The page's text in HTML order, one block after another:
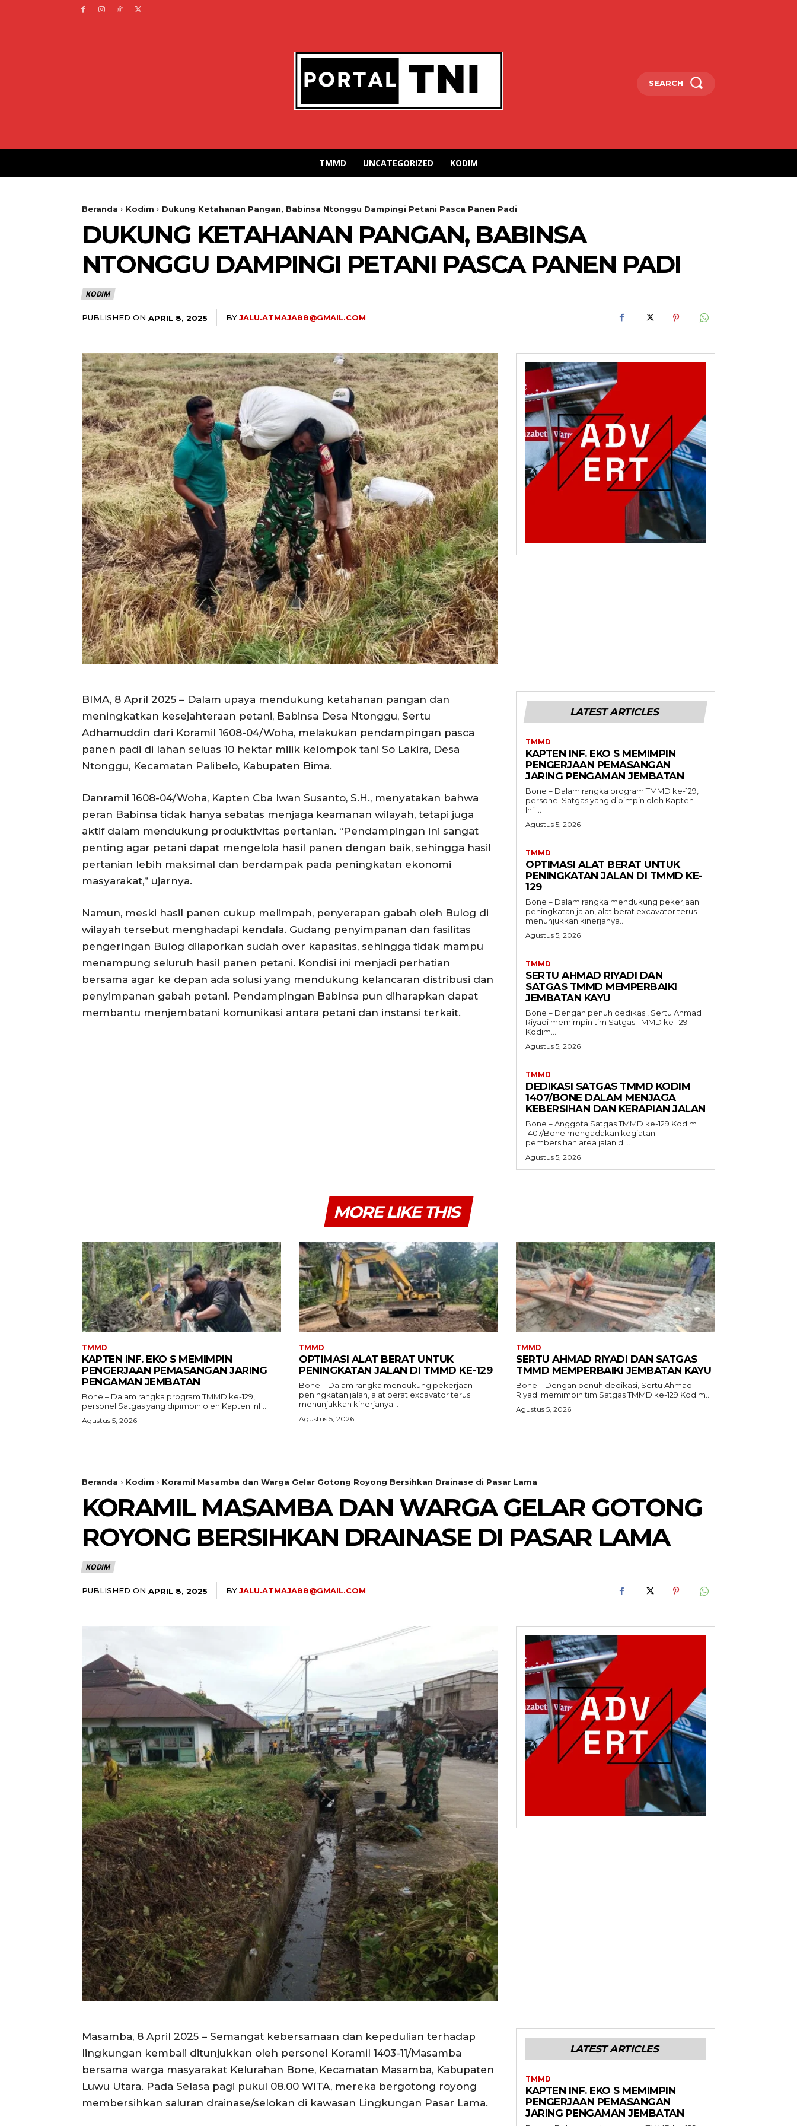
SEARCH
TMMD UNCATEGORIZED KODIM
Beranda Kodim Dukung Ketahanan Pangan, Babinsa Ntonggu Dampingi Petani Pasca Panen Padi
DUKUNG KETAHANAN PANGAN, BABINSA
NTONGGU DAMPINGI PETANI PASCA PANEN PADI
KODIM
PUBLISHED ON APRIL 8, 2025 BYJALU.ATMAJA88@GMAIL.COM
BIMA, 8 April 2025 – Dalam upaya mendukung ketahanan pangan dan
meningkatkan kesejahteraan petani, Babinsa Desa Ntonggu, Sertu
Adhamuddin dari Koramil 1608-04/Woha, melakukan pendampingan pasca
panen padi di lahan seluas 10 hektar milik kelompok tani So Lakira, Desa
Ntonggu, Kecamatan Palibelo, Kabupaten Bima.
Danramil 1608-04/Woha, Kapten Cba Iwan Susanto, S.H., menyatakan bahwa
peran Babinsa tidak hanya sebatas menjaga keamanan wilayah, tetapi juga
aktif dalam mendukung produktivitas pertanian. “Pendampingan ini sangat
penting agar petani dapat mengelola hasil panen dengan baik, sehingga hasil
pertanian lebih maksimal dan berdampak pada peningkatan ekonomi
masyarakat,” ujarnya.
Namun, meski hasil panen cukup melimpah, penyerapan gabah oleh Bulog di
wilayah tersebut menghadapi kendala. Gudang penyimpanan dan fasilitas
pengeringan Bulog dilaporkan sudah over kapasitas, sehingga tidak mampu
menampung seluruh hasil panen petani. Kondisi ini menjadi perhatian
bersama agar ke depan ada solusi yang mendukung kelancaran distribusi dan
penyimpanan gabah petani. Pendampingan Babinsa pun diharapkan dapat
membantu menjembatani komunikasi antara petani dan instansi terkait.
LATEST ARTICLES
TMMD
KAPTEN INF. EKO S MEMIMPIN
PENGERJAAN PEMASANGAN
JARING PENGAMAN JEMBATAN
Bone – Dalam rangka program TMMD ke-129,
personel Satgas yang dipimpin oleh Kapten
Inf....
Agustus 5, 2026
TMMD
OPTIMASI ALAT BERAT UNTUK
PENINGKATAN JALAN DI TMMD KE-
129
Bone – Dalam rangka mendukung pekerjaan
peningkatan jalan, alat berat excavator terus
menunjukkan kinerjanya...
Agustus 5, 2026
TMMD
SERTU AHMAD RIYADI DAN
SATGAS TMMD MEMPERBAIKI
JEMBATAN KAYU
Bone – Dengan penuh dedikasi, Sertu Ahmad
Riyadi memimpin tim Satgas TMMD ke-129
Kodim...
Agustus 5, 2026
TMMD
DEDIKASI SATGAS TMMD KODIM
1407/BONE DALAM MENJAGA
KEBERSIHAN DAN KERAPIAN JALAN
Bone – Anggota Satgas TMMD ke-129 Kodim
1407/Bone mengadakan kegiatan
pembersihan area jalan di...
Agustus 5, 2026
MORE LIKE THIS
TMMD
KAPTEN INF. EKO S MEMIMPIN
PENGERJAAN PEMASANGAN JARING
PENGAMAN JEMBATAN
Bone – Dalam rangka program TMMD ke-129,
personel Satgas yang dipimpin oleh Kapten Inf....
Agustus 5, 2026
TMMD
OPTIMASI ALAT BERAT UNTUK
PENINGKATAN JALAN DI TMMD KE-129
Bone – Dalam rangka mendukung pekerjaan
peningkatan jalan, alat berat excavator terus
menunjukkan kinerjanya...
Agustus 5, 2026
TMMD
SERTU AHMAD RIYADI DAN SATGAS
TMMD MEMPERBAIKI JEMBATAN KAYU
Bone – Dengan penuh dedikasi, Sertu Ahmad
Riyadi memimpin tim Satgas TMMD ke-129 Kodim...
Agustus 5, 2026